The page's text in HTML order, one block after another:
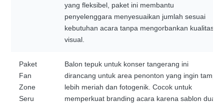
yang fleksibel, paket ini membantu
penyelenggara menyesuaikan jumlah sesuai
kebutuhan acara tanpa mengorbankan kualitas
visual.
Paket
Fan
Zone
Seru
Balon tepuk untuk konser tangerang ini
dirancang untuk area penonton yang ingin tampil
lebih meriah dan fotogenik. Cocok untuk
memperkuat branding acara karena sablon dua